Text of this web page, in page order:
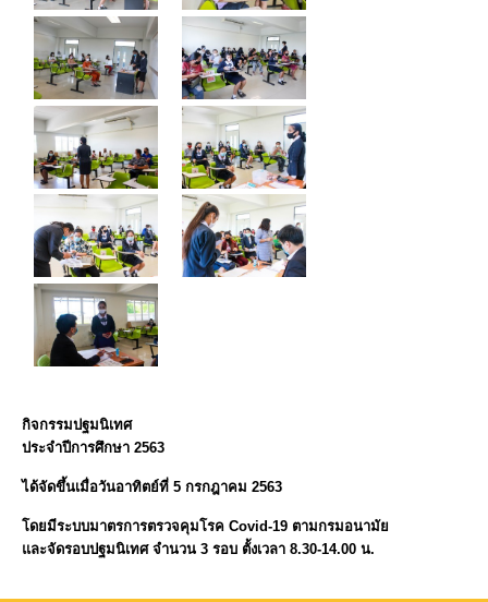
กิจกรรมปฐมนิเทศ
ประจำปีการศึกษา 2563
ได้จัดขึ้นเมื่อวันอาทิตย์ที่ 5 กรกฎาคม 2563
โดยมีระบบมาตรการตรวจคุมโรค Covid-19 ตามกรมอนามัย
และจัดรอบปฐมนิเทศ จำนวน 3 รอบ ตั้งเวลา 8.30-14.00 น.